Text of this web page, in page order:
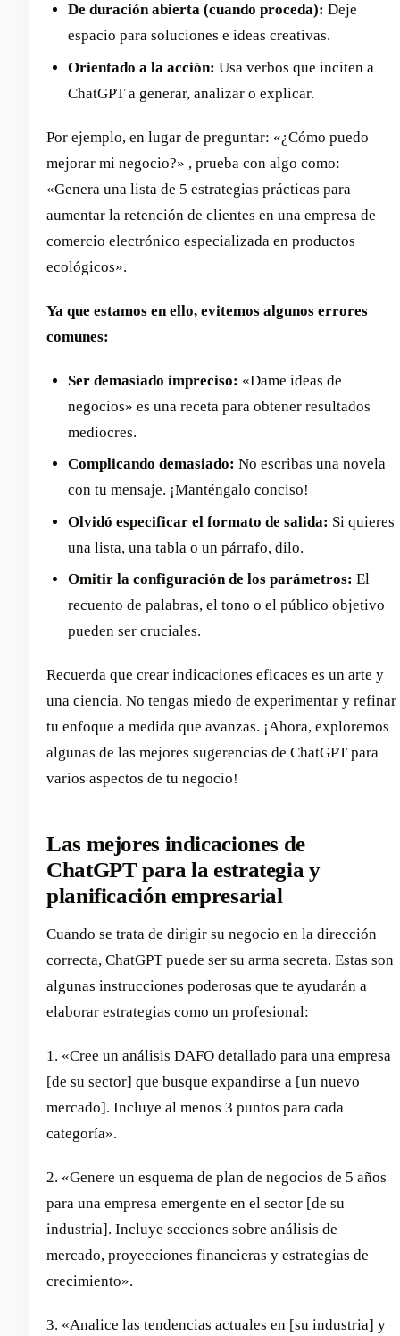
De duración abierta (cuando proceda): Deje
espacio para soluciones e ideas creativas.
Orientado a la acción: Usa verbos que inciten a
ChatGPT a generar, analizar o explicar.
Por ejemplo, en lugar de preguntar: «¿Cómo puedo
mejorar mi negocio?» , prueba con algo como:
«Genera una lista de 5 estrategias prácticas para
aumentar la retención de clientes en una empresa de
comercio electrónico especializada en productos
ecológicos».
Ya que estamos en ello, evitemos algunos errores
comunes:
Ser demasiado impreciso: «Dame ideas de
negocios» es una receta para obtener resultados
mediocres.
Complicando demasiado: No escribas una novela
con tu mensaje. ¡Manténgalo conciso!
Olvidó especificar el formato de salida: Si quieres
una lista, una tabla o un párrafo, dilo.
Omitir la configuración de los parámetros: El
recuento de palabras, el tono o el público objetivo
pueden ser cruciales.
Recuerda que crear indicaciones eficaces es un arte y
una ciencia. No tengas miedo de experimentar y refinar
tu enfoque a medida que avanzas. ¡Ahora, exploremos
algunas de las mejores sugerencias de ChatGPT para
varios aspectos de tu negocio!
Las mejores indicaciones de
ChatGPT para la estrategia y
planificación empresarial
Cuando se trata de dirigir su negocio en la dirección
correcta, ChatGPT puede ser su arma secreta. Estas son
algunas instrucciones poderosas que te ayudarán a
elaborar estrategias como un profesional:
1. «Cree un análisis DAFO detallado para una empresa
[de su sector] que busque expandirse a [un nuevo
mercado]. Incluye al menos 3 puntos para cada
categoría».
2. «Genere un esquema de plan de negocios de 5 años
para una empresa emergente en el sector [de su
industria]. Incluye secciones sobre análisis de
mercado, proyecciones financieras y estrategias de
crecimiento».
3. «Analice las tendencias actuales en [su industria] y